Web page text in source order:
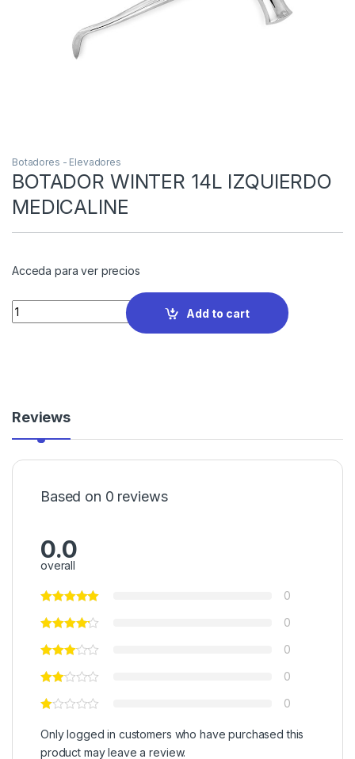
Botadores - Elevadores
BOTADOR WINTER 14L IZQUIERDO
MEDICALINE
Acceda para ver precios
Quantity
Add to cart
Reviews
Based on 0 reviews
0.0
overall
0
0
0
0
0
Only logged in customers who have purchased this
product may leave a review.